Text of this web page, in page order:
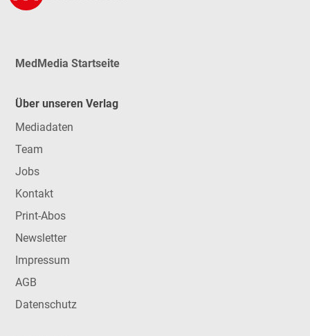
MedMedia Startseite
Über unseren Verlag
Mediadaten
Team
Jobs
Kontakt
Print-Abos
Newsletter
Impressum
AGB
Datenschutz